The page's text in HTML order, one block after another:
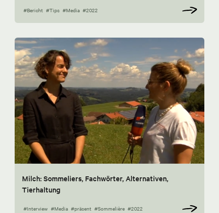
#Bericht #Tips #Media #2022
Milch: Sommeliers, Fachwörter, Alternativen,
Tierhaltung
#Interview #Media #präsent #Sommelière #2022